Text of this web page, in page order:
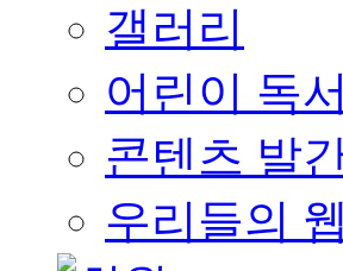
갤러리
어린이 독
콘텐츠 발
우리들의